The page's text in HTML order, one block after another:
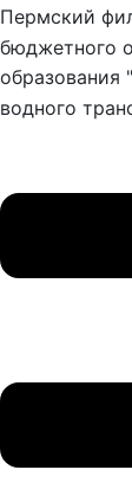
Пермский
бюджетного
образования
водного